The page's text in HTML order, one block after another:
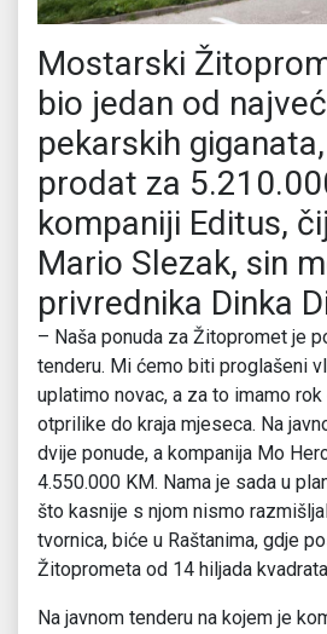
Mostarski
bio jedan od
pekarskih
prodat za
kompaniji Editus,
Mario Slezak, sin
privrednika Dinka
– Naša ponuda za Žitopromet je
tenderu. Mi ćemo biti proglašeni
uplatimo novac, a za to imamo rok
otprilike do kraja mjeseca. Na
dvije ponude, a kompanija Mo
4.550.000 KM. Nama je sada u
što kasnije s njom nismo
tvornica, biće u Raštanima, gdje
Žitoprometa od 14 hiljada
Na javnom tenderu na kojem je